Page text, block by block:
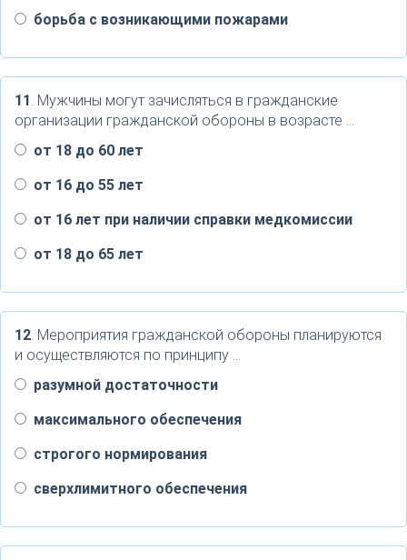
борьба с возникающими пожарами
11. Мужчины могут зачисляться в гражданские
организации гражданской обороны в возрасте …
от 18 до 60 лет
от 16 до 55 лет
от 16 лет при наличии справки медкомиссии
от 18 до 65 лет
12. Мероприятия гражданской обороны планируются
и осуществляются по принципу …
разумной достаточности
максимального обеспечения
строгого нормирования
сверхлимитного обеспечения